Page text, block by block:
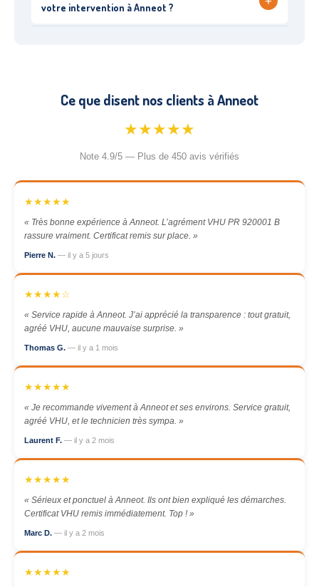
votre intervention à Anneot ?
Ce que disent nos clients à Anneot
★★★★★
Note 4.9/5 — Plus de 450 avis vérifiés
★★★★★
« Très bonne expérience à Anneot. L’agrément VHU PR 920001 B
rassure vraiment. Certificat remis sur place. »
Pierre N. — il y a 5 jours
★★★★☆
« Service rapide à Anneot. J’ai apprécié la transparence : tout gratuit,
agréé VHU, aucune mauvaise surprise. »
Thomas G. — il y a 1 mois
★★★★★
« Je recommande vivement à Anneot et ses environs. Service gratuit,
agréé VHU, et le technicien très sympa. »
Laurent F. — il y a 2 mois
★★★★★
« Sérieux et ponctuel à Anneot. Ils ont bien expliqué les démarches.
Certificat VHU remis immédiatement. Top ! »
Marc D. — il y a 2 mois
★★★★★